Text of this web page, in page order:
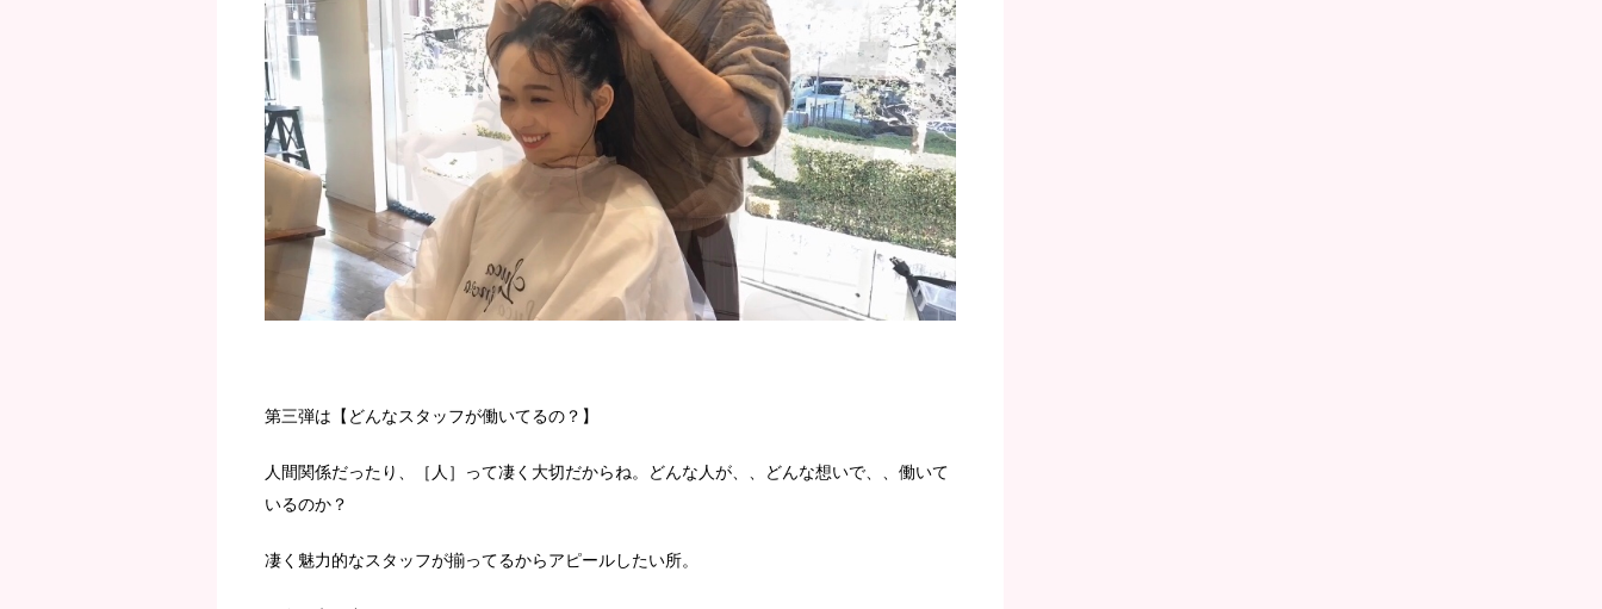
第三弾は【どんなスタッフが働いてるの？】
人間関係だったり、［人］って凄く大切だからね。どんな人が、、どんな想いで、、働いて
いるのか？
凄く魅力的なスタッフが揃ってるからアピールしたい所。